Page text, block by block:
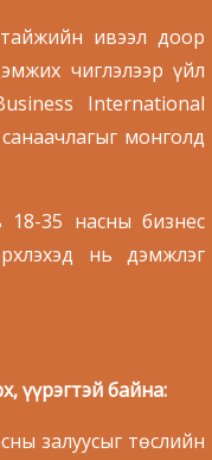
ивээл доор
чиглэлээр үйл
International
монголд
35 насны бизнес
нь дэмжлэг
үүрэгтэй байна:
залуусыг төслийн